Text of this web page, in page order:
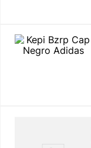
10. jdy